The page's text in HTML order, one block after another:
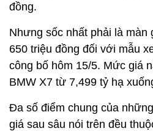
đồng.
Nhưng sốc nhất phải là màn
650 triệu đồng đối với mẫu
công bố hôm 15/5. Mức giá
BMW X7 từ 7,499 tỷ hạ
Đa số điểm chung của
giá sau sâu nói trên đều